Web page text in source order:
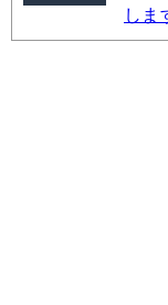
しま